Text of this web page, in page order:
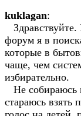
kuklagan:
форум я в
которые в
чаще, чем
избирательно.
Не собираюсь
стараюсь взять